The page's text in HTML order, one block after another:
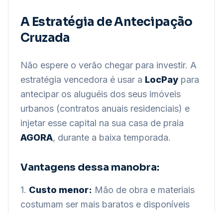
A Estratégia de Antecipação
Cruzada
Não espere o verão chegar para investir. A
estratégia vencedora é usar a LocPay para
antecipar os aluguéis dos seus imóveis
urbanos (contratos anuais residenciais) e
injetar esse capital na sua casa de praia
AGORA, durante a baixa temporada.
Vantagens dessa manobra:
1. Custo menor: Mão de obra e materiais
costumam ser mais baratos e disponíveis